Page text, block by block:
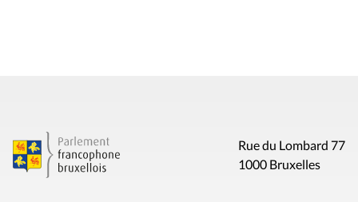
Rue du Lombard 77
1000 Bruxelles